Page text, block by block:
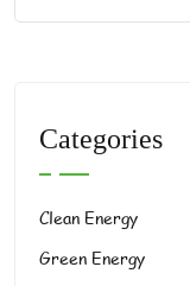
Categories
Clean Energy
Green Energy